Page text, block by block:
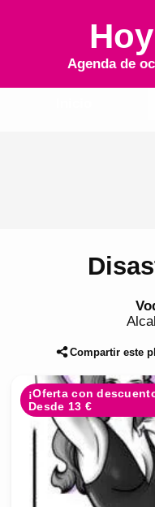
Agenda de
Compartir este
¡Oferta con
Desde 13 €